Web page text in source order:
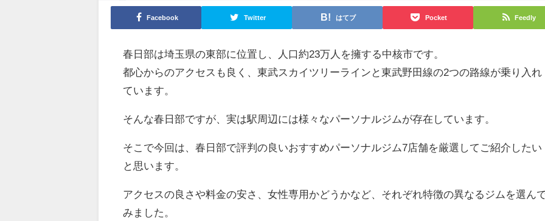
Facebook Twitter はてブ Pocket Feedly
春日部は埼玉県の東部に位置し、人口約23万人を擁する中核市です。
都心からのアクセスも良く、東武スカイツリーラインと東武野田線の2つの路線が乗り入れ
ています。
そんな春日部ですが、実は駅周辺には様々なパーソナルジムが存在しています。
そこで今回は、春日部で評判の良いおすすめパーソナルジム7店舗を厳選してご紹介したい
と思います。
アクセスの良さや料金の安さ、女性専用かどうかなど、それぞれ特徴の異なるジムを選ん
みました。